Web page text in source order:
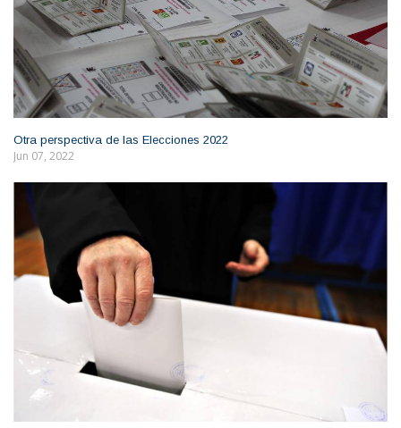
Otra perspectiva de las Elecciones 2022
Jun 07, 2022